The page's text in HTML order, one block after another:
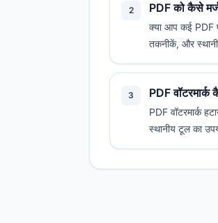
2 PDF को कैसे
क्या आप कई PDF
तकनीकें, और
3 PDF
PDF वॉटरमार्क
स्थानीय टूल का